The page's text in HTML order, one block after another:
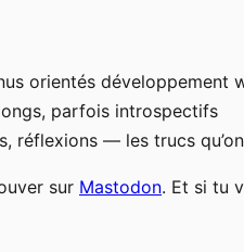
orientés développement
parfois introspectifs
réflexions — les trucs
sur Mastodon. Et si tu